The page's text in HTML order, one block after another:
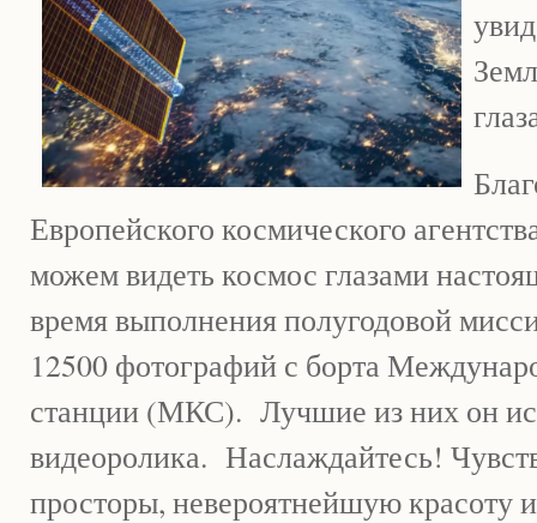
Европейского космического
можем видеть космос глазами
время выполнения полугодовой
12500 фотографий с борта
станции (МКС). Лучшие из них он
видеоролика. Наслаждайтесь!
просторы, невероятнейшую красоту